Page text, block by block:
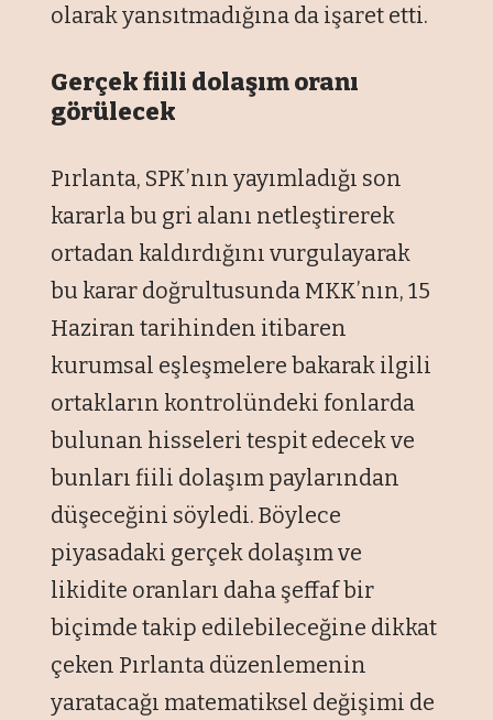
olarak yansıtmadığına da işaret etti.
Gerçek fiili dolaşım oranı
görülecek
Pırlanta, SPK’nın yayımladığı son
kararla bu gri alanı netleştirerek
ortadan kaldırdığını vurgulayarak
bu karar doğrultusunda MKK’nın, 15
Haziran tarihinden itibaren
kurumsal eşleşmelere bakarak ilgili
ortakların kontrolündeki fonlarda
bulunan hisseleri tespit edecek ve
bunları fiili dolaşım paylarından
düşeceğini söyledi. Böylece
piyasadaki gerçek dolaşım ve
likidite oranları daha şeffaf bir
biçimde takip edilebileceğine dikkat
çeken Pırlanta düzenlemenin
yaratacağı matematiksel değişimi de